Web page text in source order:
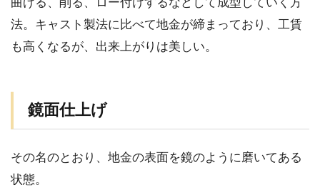
法。キャスト製法に比べて地金が締まっており、工賃
も高くなるが、出来上がりは美しい。
鏡面仕上げ
その名のとおり、地金の表面を鏡のように磨いてある
状態。